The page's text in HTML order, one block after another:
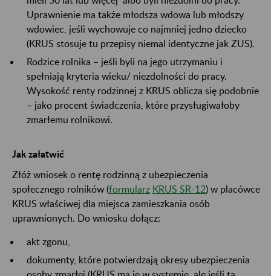
Uprawnienie ma także młodsza wdowa lub młodszy
wdowiec, jeśli wychowuje co najmniej jedno dziecko
(KRUS stosuje tu przepisy niemal identyczne jak ZUS).
Rodzice rolnika – jeśli byli na jego utrzymaniu i
spełniają kryteria wieku/ niezdolności do pracy.
Wysokość renty rodzinnej z KRUS oblicza się podobnie
– jako procent świadczenia, które przysługiwałoby
zmarłemu rolnikowi.
Jak załatwić
Złóż wniosek o rentę rodzinną z ubezpieczenia
społecznego rolników (formularz KRUS SR-12) w placówce
KRUS właściwej dla miejsca zamieszkania osób
uprawnionych. Do wniosku dołącz:
akt zgonu,
dokumenty, które potwierdzają okresy ubezpieczenia